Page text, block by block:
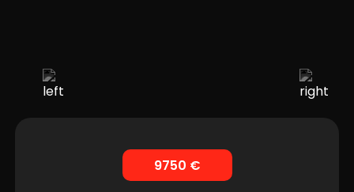
9750 €